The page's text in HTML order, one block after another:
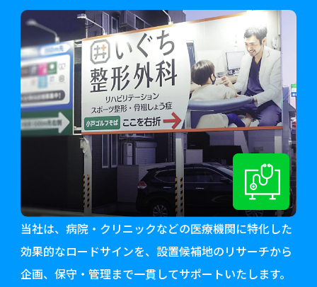
当社は、病院・クリニックなどの医療機関に特化した
効果的なロードサインを、設置候補地のリサーチから
企画、保守・管理まで一貫してサポートいたします。